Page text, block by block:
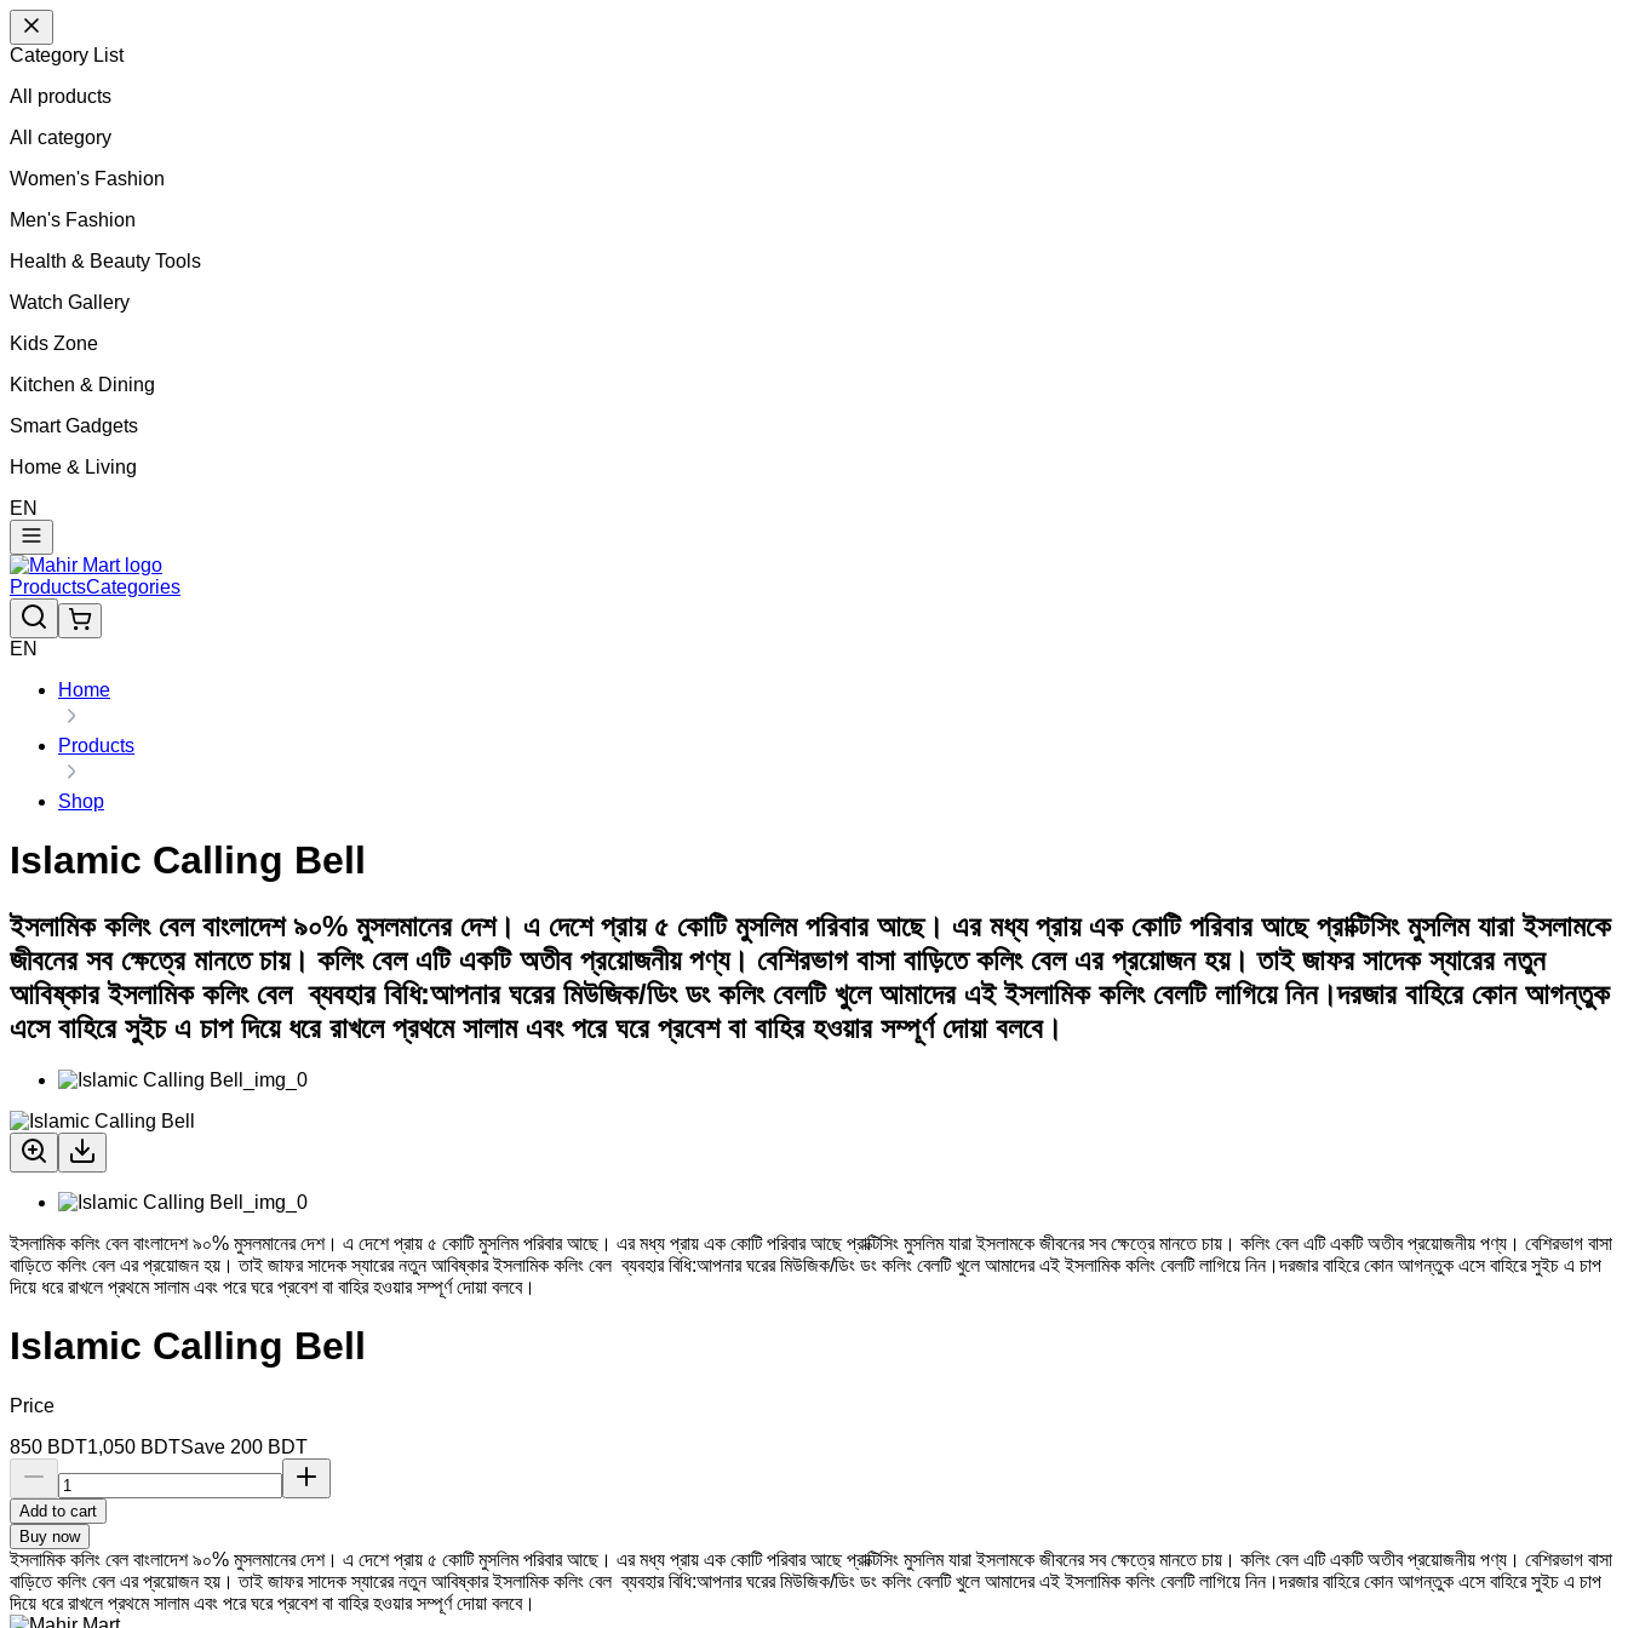
Category List
All products
All category
Women's Fashion
Men's Fashion
Health & Beauty Tools
Watch Gallery
Kids Zone
Kitchen & Dining
Smart Gadgets
Home & Living
EN
ProductsCategories
EN
Home
Products
Shop
Islamic Calling Bell
ইসলামিক কলিং বেল বাংলাদেশ ৯০% মুসলমানের দেশ। এ দেশে প্রায় ৫ কোটি মুসলিম পরিবার আছে। এর মধ্য প্রায় এক কোটি পরিবার আছে প্রাক্টিসিং মুসলিম যারা ইসলামকে
জীবনের সব ক্ষেত্রে মানতে চায়। কলিং বেল এটি একটি অতীব প্রয়োজনীয় পণ্য। বেশিরভাগ বাসা বাড়িতে কলিং বেল এর প্রয়োজন হয়। তাই জাফর সাদেক স্যারের নতুন
আবিষ্কার ইসলামিক কলিং বেল ব্যবহার বিধি:আপনার ঘরের মিউজিক/ডিং ডং কলিং বেলটি খুলে আমাদের এই ইসলামিক কলিং বেলটি লাগিয়ে নিন।দরজার বাহিরে কোন আগন্তুক
এসে বাহিরে সুইচ এ চাপ দিয়ে ধরে রাখলে প্রথমে সালাম এবং পরে ঘরে প্রবেশ বা বাহির হওয়ার সম্পূর্ণ দোয়া বলবে।
ইসলামিক কলিং বেল বাংলাদেশ ৯০% মুসলমানের দেশ। এ দেশে প্রায় ৫ কোটি মুসলিম পরিবার আছে। এর মধ্য প্রায় এক কোটি পরিবার আছে প্রাক্টিসিং মুসলিম যারা ইসলামকে জীবনের সব ক্ষেত্রে মানতে চায়। কলিং বেল এটি একটি অতীব প্রয়োজনীয় পণ্য। বেশিরভাগ বাসা
বাড়িতে কলিং বেল এর প্রয়োজন হয়। তাই জাফর সাদেক স্যারের নতুন আবিষ্কার ইসলামিক কলিং বেল ব্যবহার বিধি:আপনার ঘরের মিউজিক/ডিং ডং কলিং বেলটি খুলে আমাদের এই ইসলামিক কলিং বেলটি লাগিয়ে নিন।দরজার বাহিরে কোন আগন্তুক এসে বাহিরে সুইচ এ চাপ
দিয়ে ধরে রাখলে প্রথমে সালাম এবং পরে ঘরে প্রবেশ বা বাহির হওয়ার সম্পূর্ণ দোয়া বলবে।
Islamic Calling Bell
Price
850 BDT1,050 BDTSave 200 BDT
Add to cart
Buy now
ইসলামিক কলিং বেল বাংলাদেশ ৯০% মুসলমানের দেশ। এ দেশে প্রায় ৫ কোটি মুসলিম পরিবার আছে। এর মধ্য প্রায় এক কোটি পরিবার আছে প্রাক্টিসিং মুসলিম যারা ইসলামকে জীবনের সব ক্ষেত্রে মানতে চায়। কলিং বেল এটি একটি অতীব প্রয়োজনীয় পণ্য। বেশিরভাগ বাসা
বাড়িতে কলিং বেল এর প্রয়োজন হয়। তাই জাফর সাদেক স্যারের নতুন আবিষ্কার ইসলামিক কলিং বেল ব্যবহার বিধি:আপনার ঘরের মিউজিক/ডিং ডং কলিং বেলটি খুলে আমাদের এই ইসলামিক কলিং বেলটি লাগিয়ে নিন।দরজার বাহিরে কোন আগন্তুক এসে বাহিরে সুইচ এ চাপ
দিয়ে ধরে রাখলে প্রথমে সালাম এবং পরে ঘরে প্রবেশ বা বাহির হওয়ার সম্পূর্ণ দোয়া বলবে।